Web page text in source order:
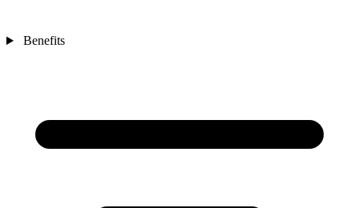
Benefits